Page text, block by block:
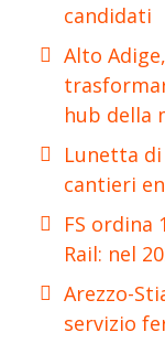
candidati
Alto
hub della
Lunetta di
cantieri
FS ordina
Rail: nel
Arezzo-
servizio